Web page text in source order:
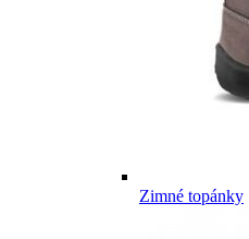
Zimné topánky